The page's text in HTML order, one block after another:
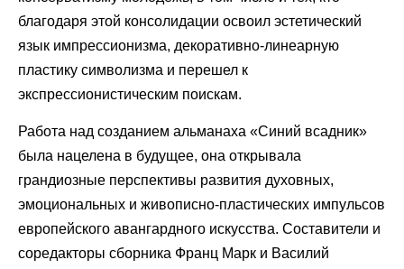
благодаря этой консолидации освоил эстетический
язык импрессионизма, декоративно-линеарную
пластику символизма и перешел к
экспрессионистическим поискам.
Работа над созданием альманаха «Синий всадник»
была нацелена в будущее, она открывала
грандиозные перспективы развития духовных,
эмоциональных и живописно-пластических импульсов
европейского авангардного искусства. Составители и
соредакторы сборника Франц Марк и Василий